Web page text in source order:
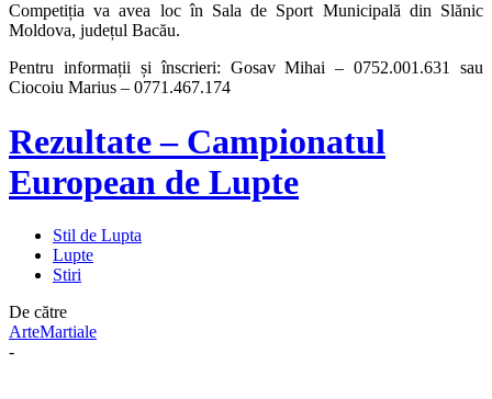
Competiția va avea loc în Sala de Sport Municipală din Slănic
Moldova, județul Bacău.
Pentru informații și înscrieri: Gosav Mihai – 0752.001.631 sau
Ciocoiu Marius – 0771.467.174
Rezultate – Campionatul
European de Lupte
Stil de Lupta
Lupte
Stiri
De către
ArteMartiale
-